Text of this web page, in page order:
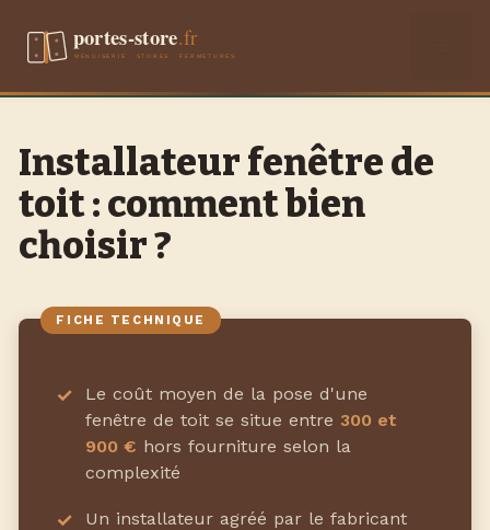
Installateur fenêtre de
toit : comment bien
choisir ?
Le coût moyen de la pose d'une
fenêtre de toit se situe entre 300 et
900 € hors fourniture selon la
complexité
Un installateur agréé par le fabricant